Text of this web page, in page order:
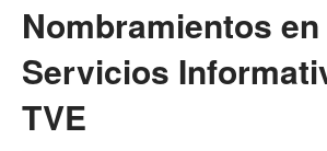
Nombramientos
Servicios
TVE